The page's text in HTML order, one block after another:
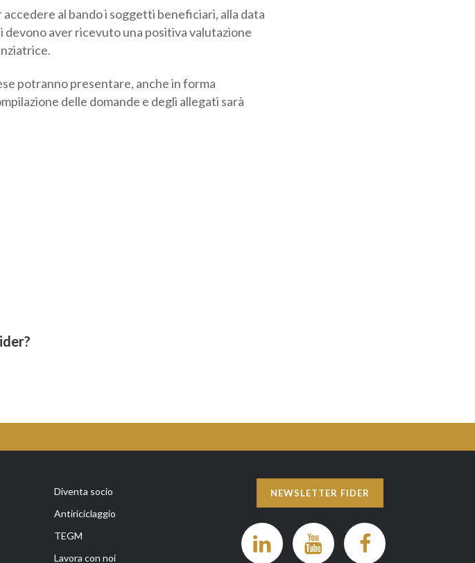
accedere al bando i soggetti beneficiari, alla
devono aver ricevuto una positiva
finanziatrice.
potranno presentare, anche in forma
delle domande e degli allegati sarà
Diventa socio
Antiriciclaggio
TEGM
Lavora con noi
NEWSLETTER FIDER